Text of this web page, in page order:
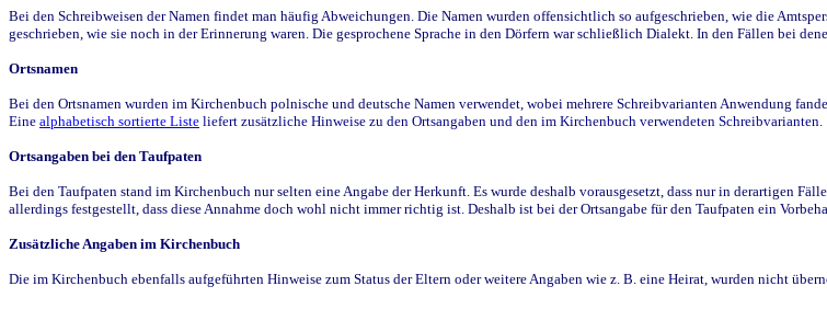
Bei den Schreibweisen der Namen findet man häufig Abweichungen. Die Namen wurden offensichtlich so aufgeschrieben, wie die
geschrieben, wie sie noch in der Erinnerung waren. Die gesprochene Sprache in den Dörfern war schließlich Dialekt. In den Fällen bei
Ortsnamen
Bei den Ortsnamen wurden im Kirchenbuch polnische und deutsche Namen verwendet, wobei mehrere Schreibvarianten Anwendung
Eine alphabetisch sortierte Liste liefert zusätzliche Hinweise zu den Ortsangaben und den im Kirchenbuch verwendeten Schreibvarianten.
Ortsangaben bei den Taufpaten
Bei den Taufpaten stand im Kirchenbuch nur selten eine Angabe der Herkunft. Es wurde deshalb vorausgesetzt, dass nur in derartigen
allerdings festgestellt, dass diese Annahme doch wohl nicht immer richtig ist. Deshalb ist bei der Ortsangabe für den Taufpaten ein
Zusätzliche Angaben im Kirchenbuch
Die im Kirchenbuch ebenfalls aufgeführten Hinweise zum Status der Eltern oder weitere Angaben wie z. B. eine Heirat, wurden nicht